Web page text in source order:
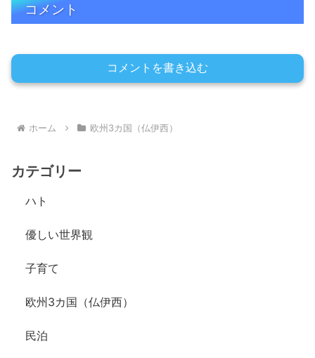
コメント
コメントを書き込む
ホーム 欧州3カ国（仏伊西）
カテゴリー
ハト
優しい世界観
子育て
欧州3カ国（仏伊西）
民泊